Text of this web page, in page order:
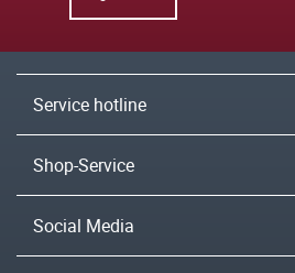
Service hotline
Shop-Service
Social Media